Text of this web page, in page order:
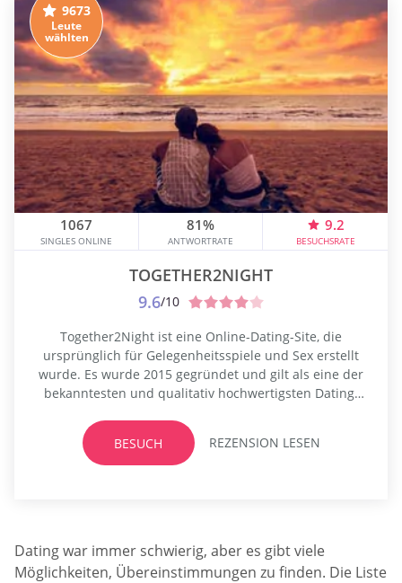
9673
Leute
wählten
1067
SINGLES ONLINE
81%
ANTWORTRATE
9.2
BESUCHSRATE
TOGETHER2NIGHT
9.6/10
Together2Night ist eine Online-Dating-Site, die
ursprünglich für Gelegenheitsspiele und Sex erstellt
wurde. Es wurde 2015 gegründet und gilt als eine der
bekanntesten und qualitativ hochwertigsten Dating-
Während die Site hauptsächlich für virtuelle
Verbindungen, Flirts und One-Night-Stands
verwendet wird, nutzen einige die Site auch gezielt,
BESUCH REZENSION LESEN
Dating war immer schwierig, aber es gibt viele
Möglichkeiten, Übereinstimmungen zu finden. Die Liste